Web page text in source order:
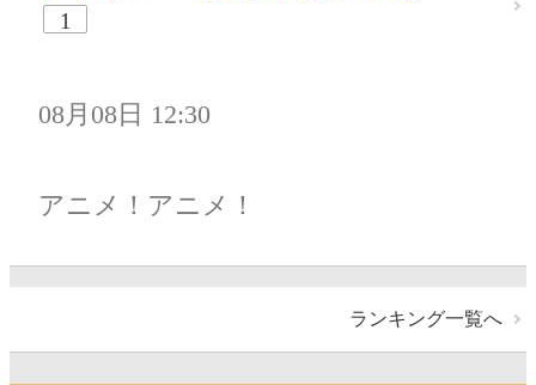
1
08月08日 12:30
アニメ！アニメ！
ランキング一覧へ